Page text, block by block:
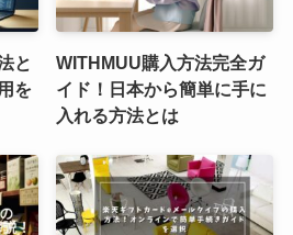
と
を
WITHMUU購入方法完全ガ
イド！日本から簡単に手に
入れる方法とは